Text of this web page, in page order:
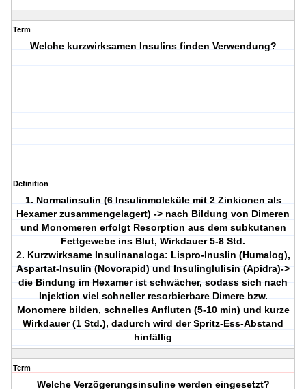
Term
Welche kurzwirksamen Insulins finden Verwendung?
Definition
1. Normalinsulin (6 Insulinmoleküle mit 2 Zinkionen als
Hexamer zusammengelagert) -> nach Bildung von Dimeren
und Monomeren erfolgt Resorption aus dem subkutanen
Fettgewebe ins Blut, Wirkdauer 5-8 Std.
2. Kurzwirksame Insulinanaloga: Lispro-Inuslin (Humalog),
Aspartat-Insulin (Novorapid) und Insulinglulisin (Apidra)->
die Bindung im Hexamer ist schwächer, sodass sich nach
Injektion viel schneller resorbierbare Dimere bzw.
Monomere bilden, schnelles Anfluten (5-10 min) und kurze
Wirkdauer (1 Std.), dadurch wird der Spritz-Ess-Abstand
hinfällig
Term
Welche Verzögerungsinsuline werden eingesetzt?